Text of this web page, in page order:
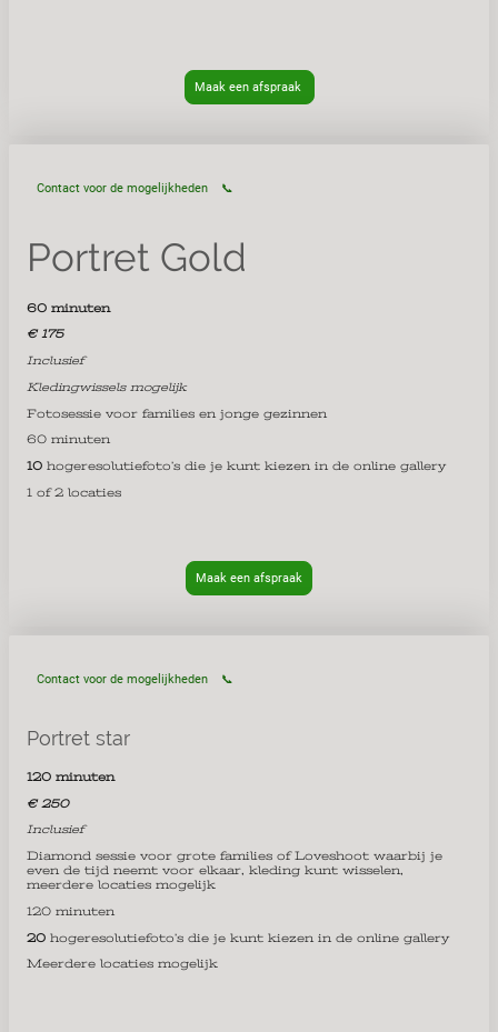
Maak een afspraak
Contact voor de mogelijkheden 📞
Portret Gold
60 minuten
€ 175
Inclusief
Kledingwissels mogelijk
Fotosessie voor families en jonge gezinnen
60 minuten
10 hogeresolutiefoto’s die je kunt kiezen in de online gallery
1 of 2 locaties
Maak een afspraak
Contact voor de mogelijkheden 📞
Portret star
120 minuten
€ 250
Inclusief
Diamond sessie voor grote families of Loveshoot waarbij je
even de tijd neemt voor elkaar, kleding kunt wisselen,
meerdere locaties mogelijk
120 minuten
20 hogeresolutiefoto’s die je kunt kiezen in de online gallery
Meerdere locaties mogelijk